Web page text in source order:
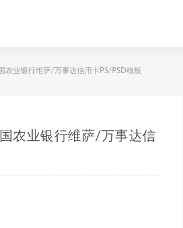
农业银行维萨/万事达信用卡PS/PSD模板
农业银行维萨/万事达信